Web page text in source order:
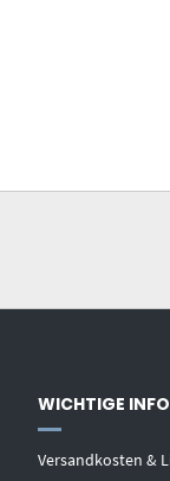
WICHTIGE
Versandkosten &